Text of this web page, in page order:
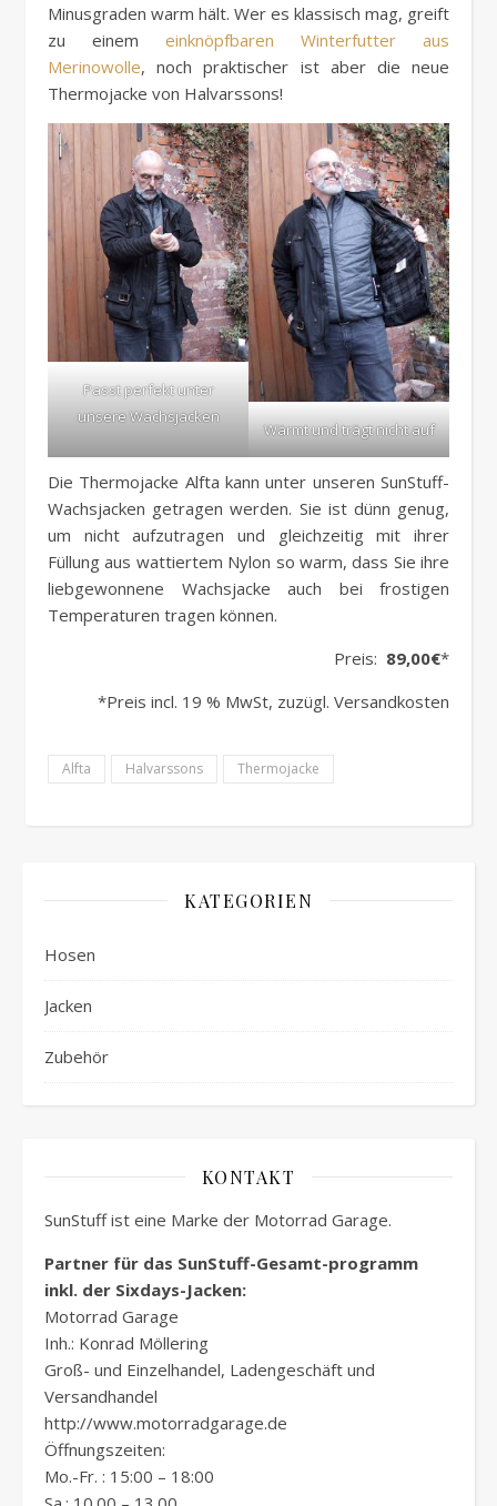
Minusgraden warm hält. Wer es klassisch mag, greift
zu einem einknöpfbaren Winterfutter aus
Merinowolle, noch praktischer ist aber die neue
Thermojacke von Halvarssons!
Passt perfekt unter
unsere Wachsjacken
Wärmt und trägt nicht auf
Die Thermojacke Alfta kann unter unseren SunStuff-
Wachsjacken getragen werden. Sie ist dünn genug,
um nicht aufzutragen und gleichzeitig mit ihrer
Füllung aus wattiertem Nylon so warm, dass Sie ihre
liebgewonnene Wachsjacke auch bei frostigen
Temperaturen tragen können.
Preis: 89,00€*
*Preis incl. 19 % MwSt, zuzügl. Versandkosten
Alfta Halvarssons Thermojacke
KATEGORIEN
Hosen
Jacken
Zubehör
KONTAKT
SunStuff ist eine Marke der Motorrad Garage.
Partner für das SunStuff-Gesamt-programm
inkl. der Sixdays-Jacken:
Motorrad Garage
Inh.: Konrad Möllering
Groß- und Einzelhandel, Ladengeschäft und
Versandhandel
http://www.motorradgarage.de
Öffnungszeiten:
Mo.-Fr. : 15:00 – 18:00